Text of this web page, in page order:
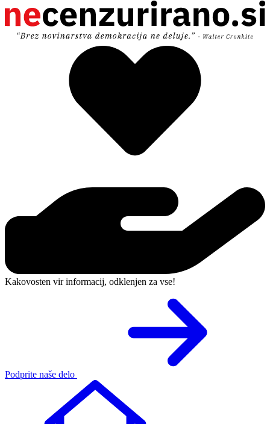
Kakovosten vir informacij, odklenjen za vse!
Podprite naše delo